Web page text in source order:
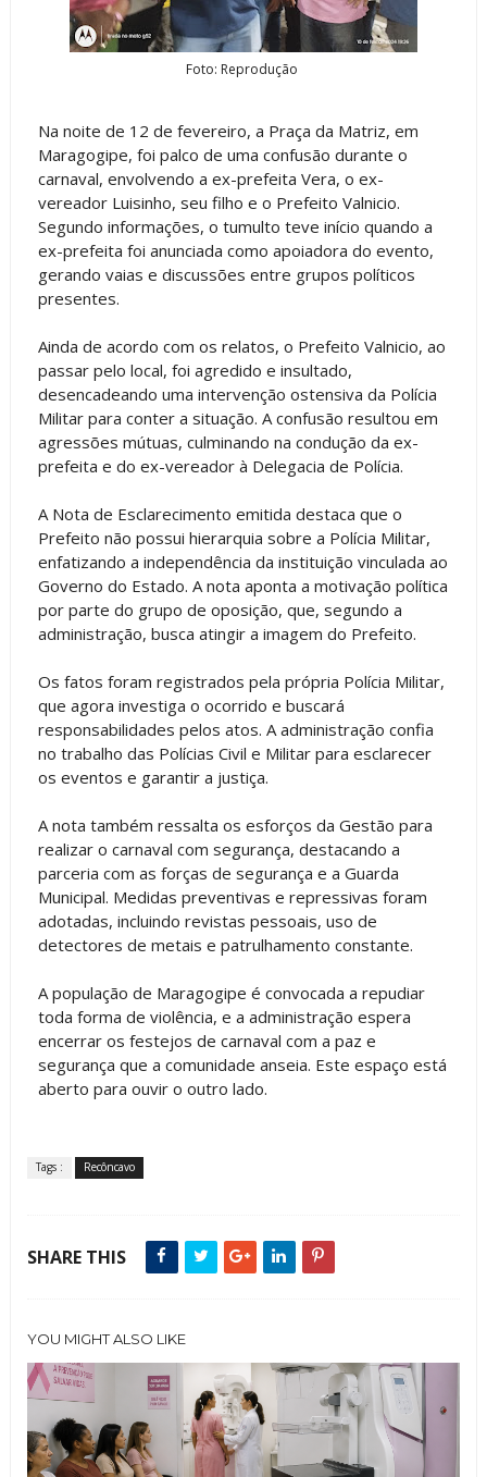
Foto: Reprodução
Na noite de 12 de fevereiro, a Praça da Matriz, em
Maragogipe, foi palco de uma confusão durante o
carnaval, envolvendo a ex-prefeita Vera, o ex-
vereador Luisinho, seu filho e o Prefeito Valnicio.
Segundo informações, o tumulto teve início quando a
ex-prefeita foi anunciada como apoiadora do evento,
gerando vaias e discussões entre grupos políticos
presentes.
Ainda de acordo com os relatos, o Prefeito Valnicio, ao
passar pelo local, foi agredido e insultado,
desencadeando uma intervenção ostensiva da Polícia
Militar para conter a situação. A confusão resultou em
agressões mútuas, culminando na condução da ex-
prefeita e do ex-vereador à Delegacia de Polícia.
A Nota de Esclarecimento emitida destaca que o
Prefeito não possui hierarquia sobre a Polícia Militar,
enfatizando a independência da instituição vinculada ao
Governo do Estado. A nota aponta a motivação política
por parte do grupo de oposição, que, segundo a
administração, busca atingir a imagem do Prefeito.
Os fatos foram registrados pela própria Polícia Militar,
que agora investiga o ocorrido e buscará
responsabilidades pelos atos. A administração confia
no trabalho das Polícias Civil e Militar para esclarecer
os eventos e garantir a justiça.
A nota também ressalta os esforços da Gestão para
realizar o carnaval com segurança, destacando a
parceria com as forças de segurança e a Guarda
Municipal. Medidas preventivas e repressivas foram
adotadas, incluindo revistas pessoais, uso de
detectores de metais e patrulhamento constante.
A população de Maragogipe é convocada a repudiar
toda forma de violência, e a administração espera
encerrar os festejos de carnaval com a paz e
segurança que a comunidade anseia. Este espaço está
aberto para ouvir o outro lado.
Tags : Recôncavo
SHARE THIS
YOU MIGHT ALSO LIKE